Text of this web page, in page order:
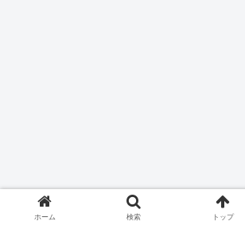
ホーム 検索 トップ